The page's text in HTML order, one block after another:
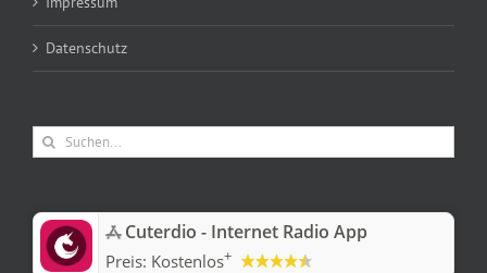
Datenschutz
Suche
nach:
‎Cuterdio - Internet Radio App
Preis: Kostenlos+